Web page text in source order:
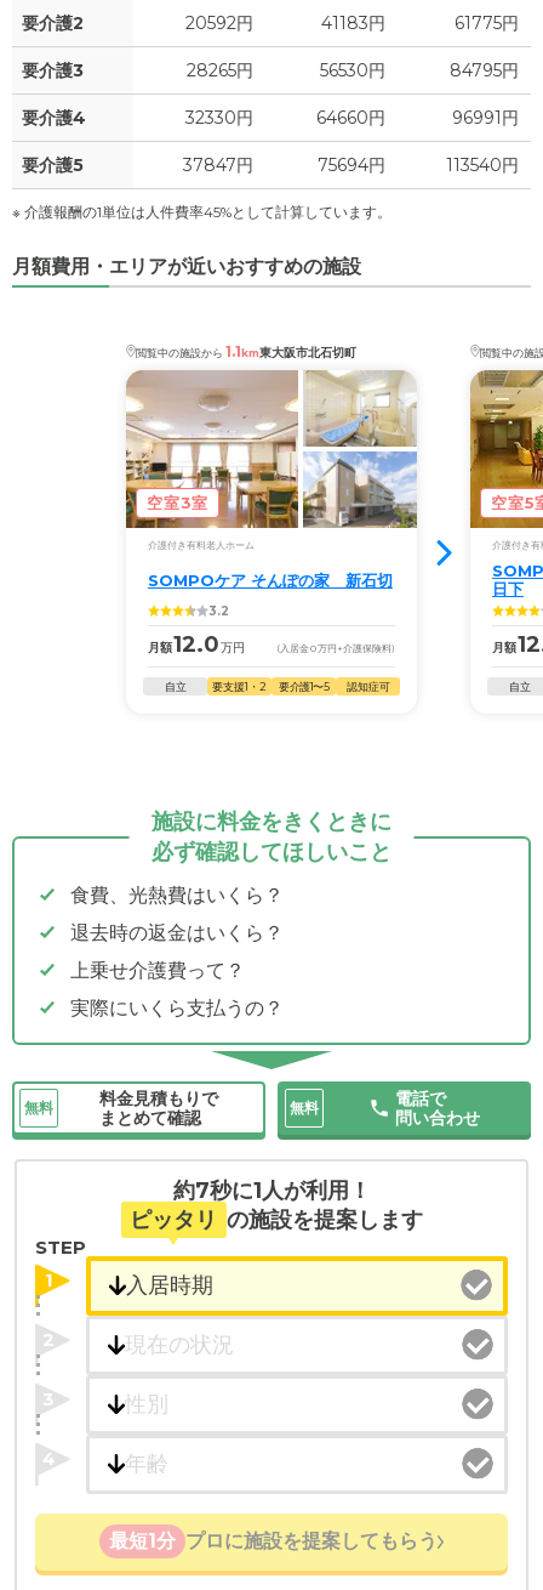
要介護2 20592円 41183円 61775円
要介護3 28265円 56530円 84795円
要介護4 32330円 64660円 96991円
要介護5 37847円 75694円 113540円
※ 介護報酬の1単位は人件費率45%として計算しています。
月額費用・エリアが近いおすすめの施設
閲覧中の施設から 1.1km東大阪市北石切町
空室3室
介護付き有料老人ホーム
SOMPOケア そんぽの家 新石切
3.2
月額12.0万円 (入居金0万円 +介護保険料)
自立 要支援1・2 要介護1〜5 認知症可
閲覧中の施
空室5
介護付き有
日下
月額
自立
施設に料金をきくときに
必ず確認してほしいこと
食費、光熱費はいくら？
退去時の返金はいくら？
上乗せ介護費って？
実際にいくら支払うの？
無料
料金見積もりで
まとめて確認
無料
電話で
問い合わせ
約7秒に1人が利用！
ピッタリ の施設を提案します
STEP
1
2
3
4
最短1分 プロに施設を提案してもらう